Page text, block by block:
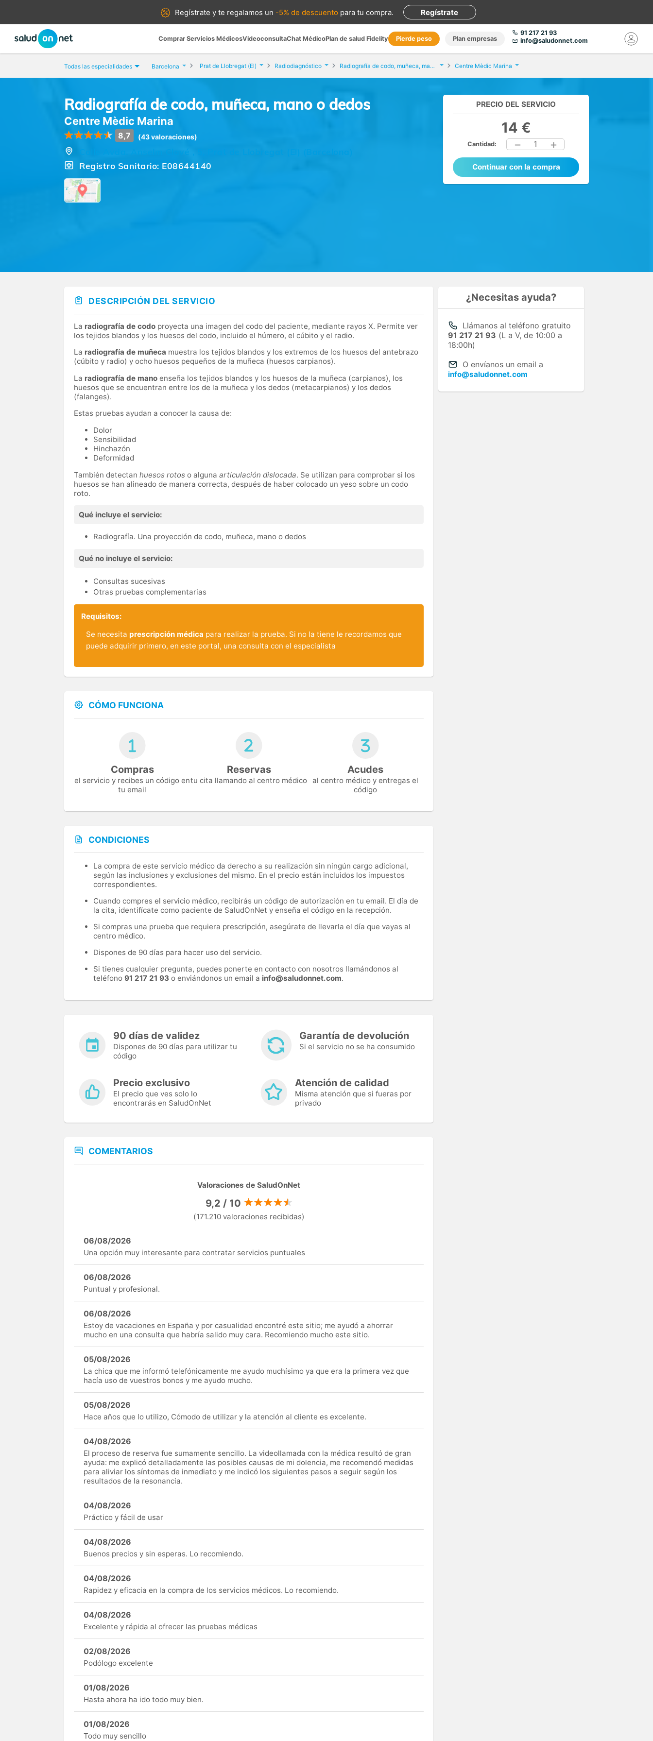
Regístrate yte regalamos un -5% de descuento para tu compra. Regístrate
Comprar Servicios MédicosVideoconsultaChat MédicoPlan de salud Fidelity Pierde peso Plan empresas
91 217 21 93
info@saludonnet.com
Todas las especialidades Barcelona Prat de Llobregat (El) Radiodiagnóstico Radiografía de codo, muñeca, mano o dedos Centre Mèdic Marina
Radiografía de codo, muñeca, mano o dedos
Centre Mèdic Marina
8,7 (43 valoraciones)
Registro Sanitario: E08644140
PRECIO DEL SERVICIO
14 €
Cantidad: 1
Continuar con la compra
DESCRIPCIÓN DEL SERVICIO
La radiografía de codo proyecta una imagen del codo del paciente, mediante rayos X. Permite ver
los tejidos blandos y los huesos del codo, incluido el húmero, el cúbito y el radio.
La radiografía de muñeca muestra los tejidos blandos y los extremos de los huesos del antebrazo
(cúbito y radio) y ocho huesos pequeños de la muñeca (huesos carpianos).
La radiografía de mano enseña los tejidos blandos y los huesos de la muñeca (carpianos), los
huesos que se encuentran entre los de la muñeca y los dedos (metacarpianos) y los dedos
(falanges).
Estas pruebas ayudan a conocer la causa de:
Dolor
Sensibilidad
Hinchazón
Deformidad
También detectan huesos rotos o alguna articulación dislocada. Se utilizan para comprobar si los
huesos se han alineado de manera correcta, después de haber colocado un yeso sobre un codo
roto.
Qué incluye el servicio:
Radiografía. Una proyección de codo, muñeca, mano o dedos
Qué no incluye el servicio:
Consultas sucesivas
Otras pruebas complementarias
Requisitos:
Se necesita prescripción médica para realizar la prueba. Si no la tiene le recordamos que
puede adquirir primero, en este portal, una consulta con el especialista
CÓMO FUNCIONA
Compras
el servicio y recibes un código en
tu email
Reservas
tu cita llamando al centro médico
Acudes
al centro médico y entregas el
código
CONDICIONES
La compra de este servicio médico da derecho a su realización sin ningún cargo adicional,
según las inclusiones y exclusiones del mismo. En el precio están incluidos los impuestos
correspondientes.
Cuando compres el servicio médico, recibirás un código de autorización en tu email. El día de
la cita, identifícate como paciente de SaludOnNet y enseña el código en la recepción.
Si compras una prueba que requiera prescripción, asegúrate de llevarla el día que vayas al
centro médico.
Dispones de 90 días para hacer uso del servicio.
Si tienes cualquier pregunta, puedes ponerte en contacto con nosotros llamándonos al
teléfono 91 217 21 93 o enviándonos un email a info@saludonnet.com.
90 días de validez
Dispones de 90 días para utilizar tu
código
Garantía de devolución
Si el servicio no se ha consumido
Precio exclusivo
El precio que ves solo lo
encontrarás en SaludOnNet
Atención de calidad
Misma atención que si fueras por
privado
COMENTARIOS
Valoraciones de SaludOnNet
9,2 / 10
(171.210 valoraciones recibidas)
06/08/2026
Una opción muy interesante para contratar servicios puntuales
06/08/2026
Puntual y profesional.
06/08/2026
Estoy de vacaciones en España y por casualidad encontré este sitio; me ayudó a ahorrar
mucho en una consulta que habría salido muy cara. Recomiendo mucho este sitio.
05/08/2026
La chica que me informó telefónicamente me ayudo muchísimo ya que era la primera vez que
hacía uso de vuestros bonos y me ayudo mucho.
05/08/2026
Hace años que lo utilizo, Cómodo de utilizar y la atención al cliente es excelente.
04/08/2026
El proceso de reserva fue sumamente sencillo. La videollamada con la médica resultó de gran
ayuda: me explicó detalladamente las posibles causas de mi dolencia, me recomendó medidas
para aliviar los síntomas de inmediato y me indicó los siguientes pasos a seguir según los
resultados de la resonancia.
04/08/2026
Práctico y fácil de usar
04/08/2026
Buenos precios y sin esperas. Lo recomiendo.
04/08/2026
Rapidez y eficacia en la compra de los servicios médicos. Lo recomiendo.
04/08/2026
Excelente y rápida al ofrecer las pruebas médicas
02/08/2026
Podólogo excelente
01/08/2026
Hasta ahora ha ido todo muy bien.
01/08/2026
Todo muy sencillo
¿Necesitas ayuda?
Llámanos al teléfono gratuito
91 217 21 93 (L a V, de 10:00 a
18:00h)
O envíanos un email a
info@saludonnet.com